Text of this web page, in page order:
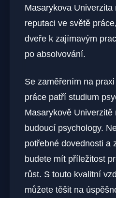
Masarykova Univerzita
reputaci ve světě
dveře k zajímavým
po absolvování.
Se zaměřením na
práce patří studium
Masarykově
budoucí psychology.
potřebné dovednosti a
budete mít příležitost
růst. S touto kvalitní
můžete těšit na